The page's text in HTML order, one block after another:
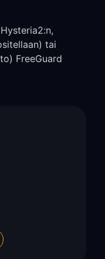
tai
FreeGuard